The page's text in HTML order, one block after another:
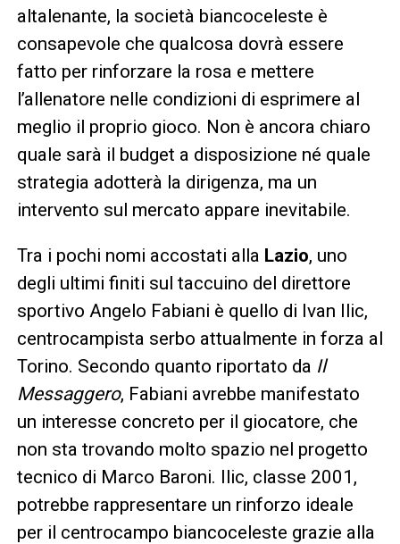
altalenante, la società biancoceleste è
consapevole che qualcosa dovrà essere
fatto per rinforzare la rosa e mettere
l’allenatore nelle condizioni di esprimere al
meglio il proprio gioco. Non è ancora chiaro
quale sarà il budget a disposizione né quale
strategia adotterà la dirigenza, ma un
intervento sul mercato appare inevitabile.
Tra i pochi nomi accostati alla Lazio, uno
degli ultimi finiti sul taccuino del direttore
sportivo Angelo Fabiani è quello di Ivan Ilic,
centrocampista serbo attualmente in forza al
Torino. Secondo quanto riportato da Il
Messaggero, Fabiani avrebbe manifestato
un interesse concreto per il giocatore, che
non sta trovando molto spazio nel progetto
tecnico di Marco Baroni. Ilic, classe 2001,
potrebbe rappresentare un rinforzo ideale
per il centrocampo biancoceleste grazie alla